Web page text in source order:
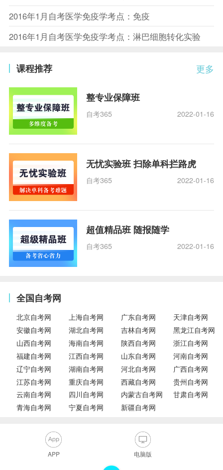
2016年1月自考医学免疫学考点：免疫
2016年1月自考医学免疫学考点：淋巴细胞转化实验
更多
课程推荐
整专业保障班
自考365 2022-01-16
无忧实验班 扫除单科拦路虎
自考365 2022-01-16
超值精品班 随报随学
自考365 2022-01-16
全国自考网
北京自考网 上海自考网 广东自考网
天津自考网
安徽自考网
湖北自考网 吉林自考网
黑龙江自考网
山西自考网
海南自考网 陕西自考网
浙江自考网
福建自考网
江西自考网 山东自考网
河南自考网
辽宁自考网
湖南自考网 河北自考网
广西自考网
江苏自考网
重庆自考网 西藏自考网
贵州自考网
云南自考网
四川自考网 内蒙古自考网
甘肃自考网
青海自考网
宁夏自考网 新疆自考网
APP 电脑版